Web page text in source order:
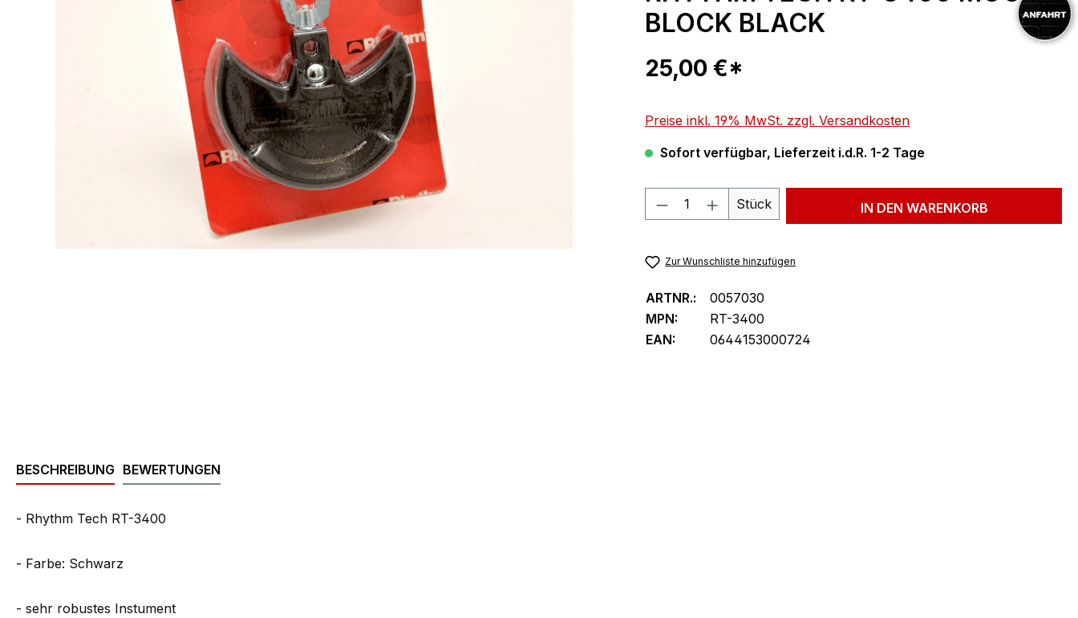
BLOCK BLACK
Regulärer Preis:
25,00 €*
Preise inkl. 19% MwSt. zzgl. Versandkosten
Sofort verfügbar, Lieferzeit i.d.R. 1-2 Tage
Produkt Anzahl: Gib den gewünschten Wert
Stück IN DEN WARENKORB
Zur Wunschliste hinzufügen
ARTNR.:
0057030
MPN:
RT-3400
EAN:
0644153000724
BESCHREIBUNG BEWERTUNGEN
- Rhythm Tech RT-3400
- Farbe: Schwarz
- sehr robustes Instument